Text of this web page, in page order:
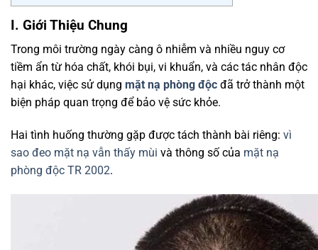
I. Giới Thiệu Chung
Trong môi trường ngày càng ô nhiễm và nhiều nguy cơ
tiềm ẩn từ hóa chất, khói bụi, vi khuẩn, và các tác nhân độc
hại khác, việc sử dụng mặt nạ phòng độc đã trở thành một
biện pháp quan trọng để bảo vệ sức khỏe.
Hai tình huống thường gặp được tách thành bài riêng: vì
sao đeo mặt nạ vẫn thấy mùi và thông số của mặt nạ
phòng độc TR 2002.